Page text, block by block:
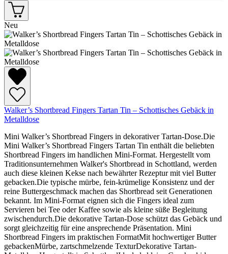
Neu
Walker’s Shortbread Fingers Tartan Tin – Schottisches Gebäck in
Metalldose
Mini Walker’s Shortbread Fingers in dekorativer Tartan-Dose.Die
Mini Walker’s Shortbread Fingers Tartan Tin enthält die beliebten
Shortbread Fingers im handlichen Mini-Format. Hergestellt vom
Traditionsunternehmen Walker's Shortbread in Schottland, werden
auch diese kleinen Kekse nach bewährter Rezeptur mit viel Butter
gebacken.Die typische mürbe, fein-krümelige Konsistenz und der
reine Buttergeschmack machen das Shortbread seit Generationen
bekannt. Im Mini-Format eignen sich die Fingers ideal zum
Servieren bei Tee oder Kaffee sowie als kleine süße Begleitung
zwischendurch.Die dekorative Tartan-Dose schützt das Gebäck und
sorgt gleichzeitig für eine ansprechende Präsentation. Mini
Shortbread Fingers im praktischen FormatMit hochwertiger Butter
gebackenMürbe, zartschmelzende TexturDekorative Tartan-